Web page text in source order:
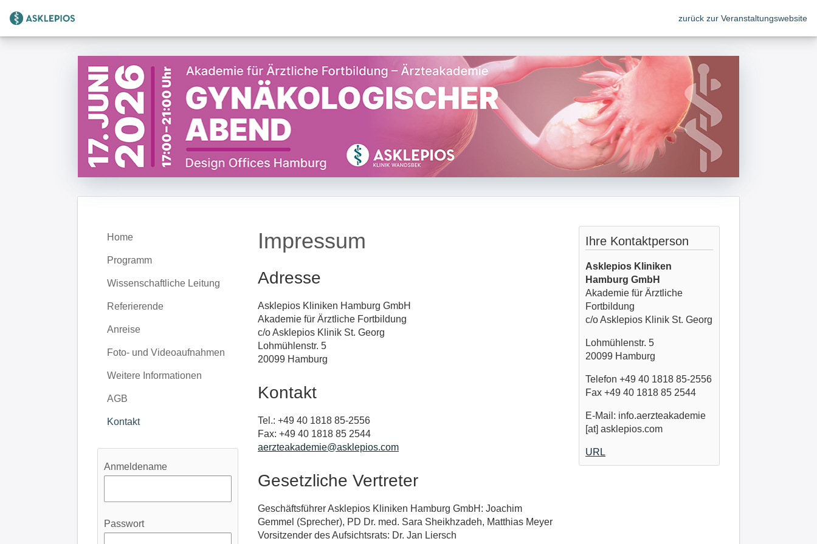
Zur Startseite zurück zur Veranstaltungswebsite
Home
Programm
Wissenschaftliche Leitung
Referierende
Anreise
Foto- und Videoaufnahmen
Weitere Informationen
AGB
Kontakt
Anmeldename
Passwort
Impressum
Adresse
Asklepios Kliniken Hamburg GmbH
Akademie für Ärztliche Fortbildung
c/o Asklepios Klinik St. Georg
Lohmühlenstr. 5
20099 Hamburg
Kontakt
Tel.: +49 40 1818 85-2556
Fax: +49 40 1818 85 2544
aerzteakademie@asklepios.com
Gesetzliche Vertreter
Geschäftsführer Asklepios Kliniken Hamburg GmbH: Joachim
Gemmel (Sprecher), PD Dr. med. Sara Sheikhzadeh, Matthias Meyer
Vorsitzender des Aufsichtsrats: Dr. Jan Liersch
Ihre Kontaktperson
Asklepios Kliniken
Hamburg GmbH
Akademie für Ärztliche
Fortbildung
c/o Asklepios Klinik St. Georg
Lohmühlenstr. 5
20099 Hamburg
Telefon +49 40 1818 85-2556
Fax +49 40 1818 85 2544
E-Mail: info.aerzteakademie
[at] asklepios.com
URL